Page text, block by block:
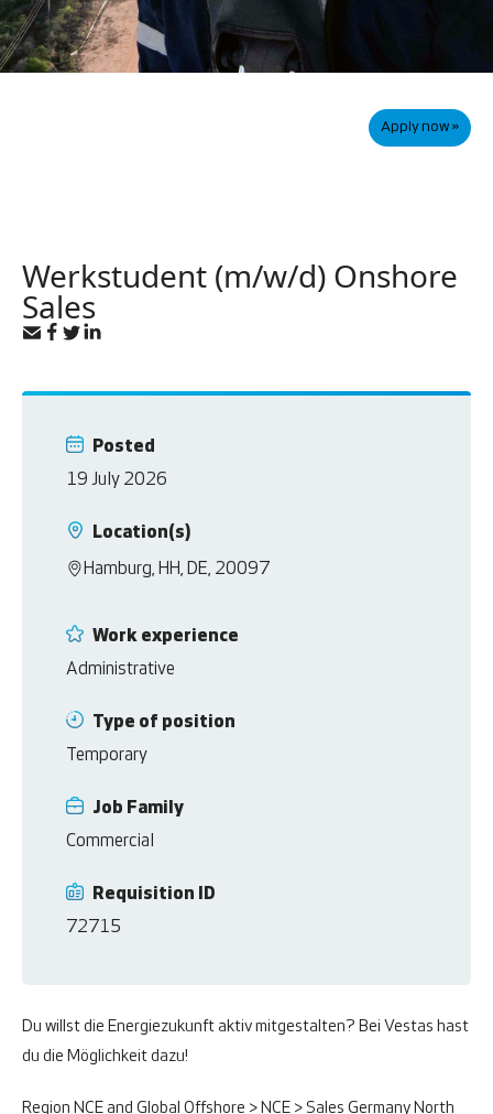
Apply now »
Werkstudent (m/w/d) Onshore
Sales
Posted
19 July 2026
Requisition ID
72715
Location(s)
Hamburg, HH, DE, 20097
Work experience
Administrative
Type of position
Temporary
Job Family
Commercial
Du willst die Energiezukunft aktiv mitgestalten? Bei Vestas hast
du die Möglichkeit dazu!
Region NCE and Global Offshore > NCE > Sales Germany North